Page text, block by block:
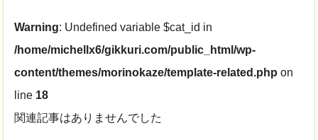
Warning: Undefined variable $cat_id in
/home/michellx6/gikkuri.com/public_html/wp-
content/themes/morinokaze/template-related.php on
line 18
関連記事はありませんでした